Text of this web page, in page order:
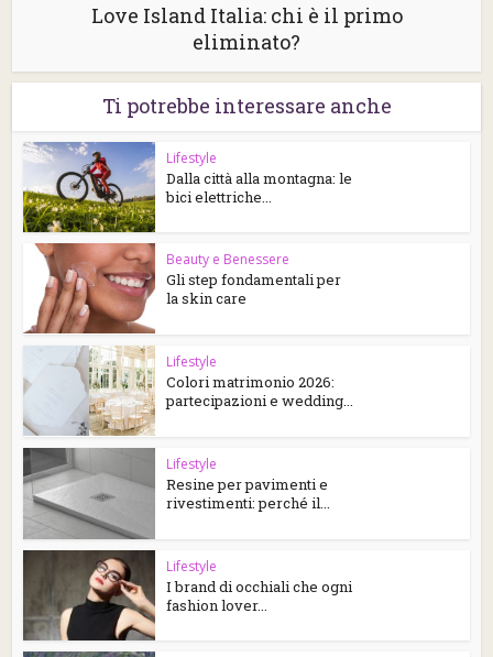
Love Island Italia: chi è il primo
eliminato?
Ti potrebbe interessare anche
Lifestyle
Dalla città alla montagna: le
bici elettriche...
Beauty e Benessere
Gli step fondamentali per
la skin care
Lifestyle
Colori matrimonio 2026:
partecipazioni e wedding...
Lifestyle
Resine per pavimenti e
rivestimenti: perché il...
Lifestyle
I brand di occhiali che ogni
fashion lover...